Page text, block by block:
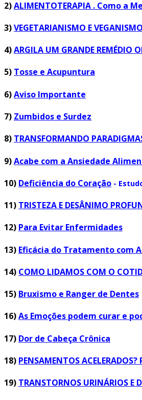
2)ALIMENTOTERAPIA . Como
3)VEGETARIANISMO E
4)ARGILA UM GRANDE REMÉDIO
5) Tosse e Acupuntura
6)Aviso Importante
7) Zumbidos e Surdez
8) TRANSFORMANDO
9)Acabe com a Ansiedade
10) Deficiência do Coração -
11) TRISTEZA E DESÂNIMO
12) Para Evitar Enfermidades
13) Eficácia do Tratamento com
14) COMO LIDAMOS COM O
15) Bruxismo e Ranger de Dentes
16)As Emoções podem curar e
17) Dor de Cabeça Crônica
18) PENSAMENTOS
19) TRANSTORNOS URINÁRIOS E